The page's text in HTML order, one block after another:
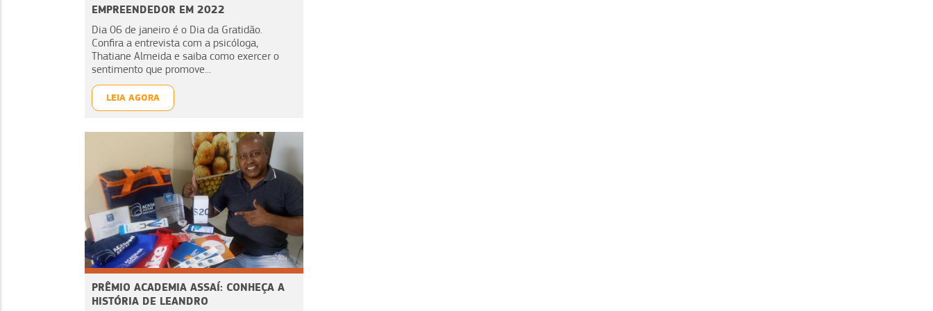
EMPREENDEDOR EM 2022
Dia 06 de janeiro é o Dia da Gratidão.
Confira a entrevista com a psicóloga,
Thatiane Almeida e saiba como exercer o
sentimento que promove...
LEIA AGORA
PRÊMIO ACADEMIA ASSAÍ: CONHEÇA A
HISTÓRIA DE LEANDRO